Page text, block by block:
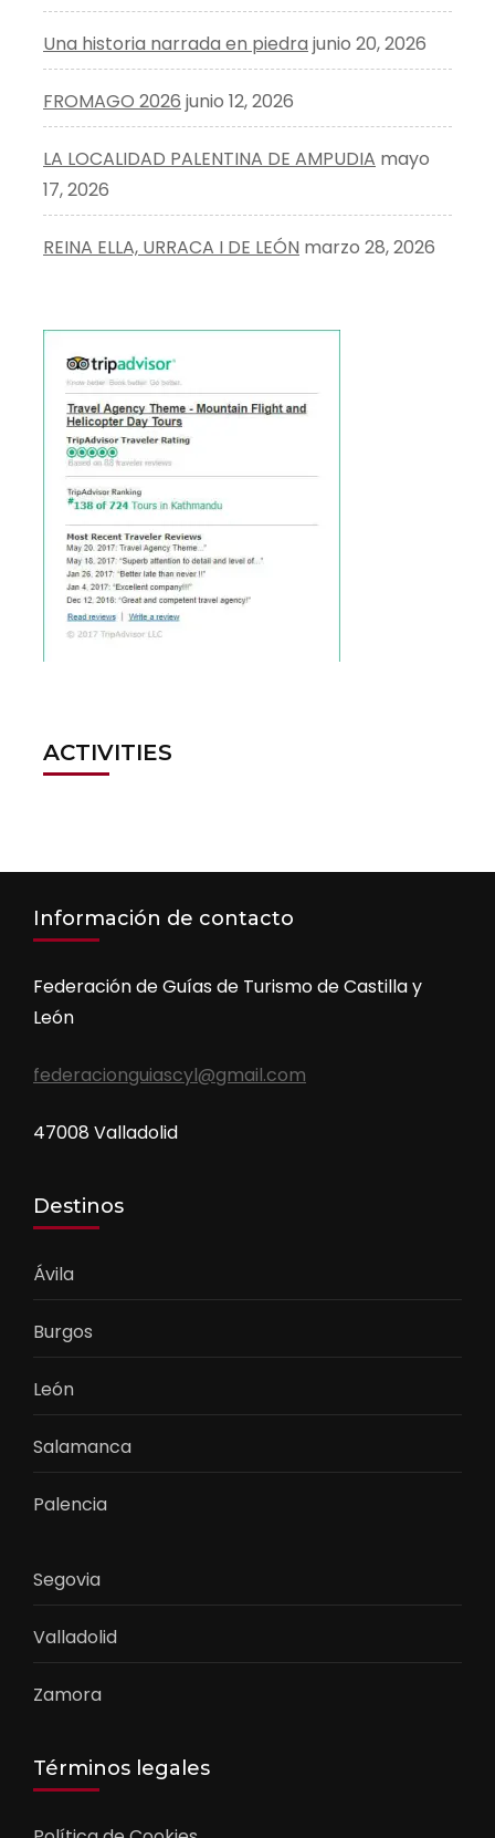
Una historia narrada en piedra junio 20, 2026
FROMAGO 2026 junio 12, 2026
LA LOCALIDAD PALENTINA DE AMPUDIA mayo
17, 2026
REINA ELLA, URRACA I DE LEÓN marzo 28, 2026
ACTIVITIES
Información de contacto
Federación de Guías de Turismo de Castilla y
León
federacionguiascyl@gmail.com
47008 Valladolid
Destinos
Ávila
Burgos
León
Salamanca
Palencia
Segovia
Valladolid
Zamora
Términos legales